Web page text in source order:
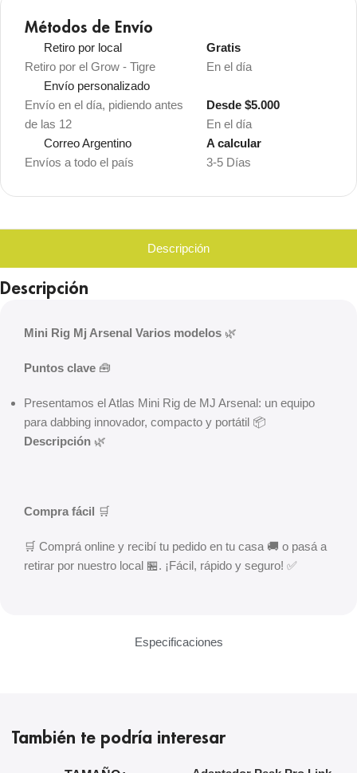
Métodos de Envío
Retiro por local
Retiro por el Grow - Tigre
En el día
Gratis
Envío personalizado
Envío en el día, pidiendo antes
de las 12
En el día
Desde $5.000
Correo Argentino
Envíos a todo el país
3-5 Días
A calcular
Descripción
Especificaciones
Descripción
Mini Rig Mj Arsenal Varios modelos 🌿
Puntos clave 🧰
Presentamos el Atlas Mini Rig de MJ Arsenal: un equipo
para dabbing innovador, compacto y portátil 📦
Descripción 🌿
Compra fácil 🛒
🛒 Comprá online y recibí tu pedido en tu casa 🚚 o pasá a
retirar por nuestro local 🏪. ¡Fácil, rápido y seguro! ✅
También te podría interesar